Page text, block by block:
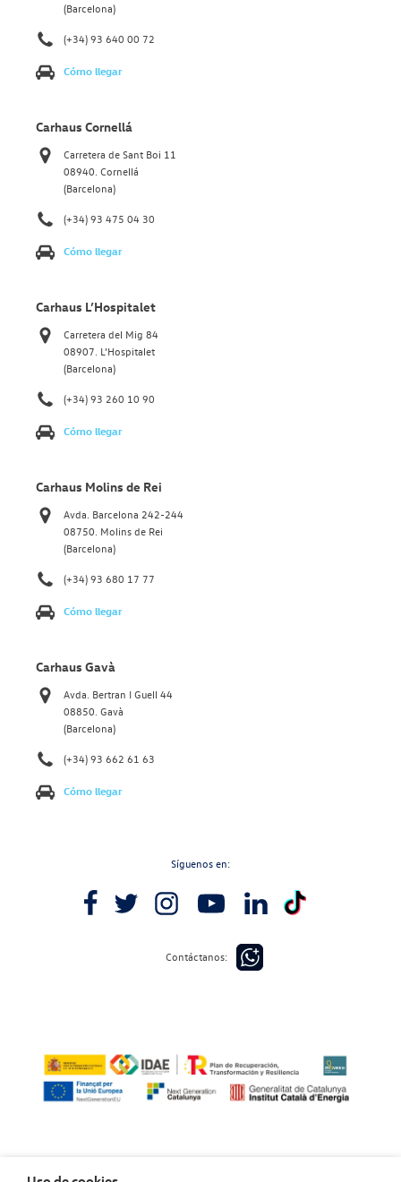
(Barcelona)
(+34) 93 640 00 72
Cómo llegar
Carhaus Cornellá
Carretera de Sant Boi 11
08940. Cornellá
(Barcelona)
(+34) 93 475 04 30
Cómo llegar
Carhaus L’Hospitalet
Carretera del Mig 84
08907. L’Hospitalet
(Barcelona)
(+34) 93 260 10 90
Cómo llegar
Carhaus Molins de Rei
Avda. Barcelona 242-244
08750. Molins de Rei
(Barcelona)
(+34) 93 680 17 77
Cómo llegar
Carhaus Gavà
Avda. Bertran I Guell 44
08850. Gavà
(Barcelona)
(+34) 93 662 61 63
Cómo llegar
Síguenos en:
Contáctanos: